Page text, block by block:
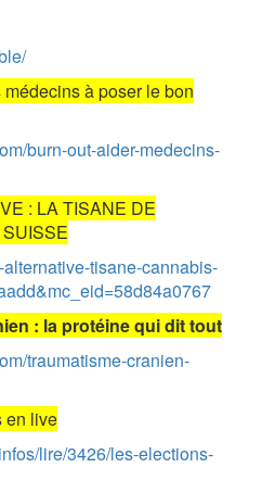
à poser le bon
burn-out-aider-medecins-
: LA TISANE DE
tisane-cannabis-
: la protéine qui dit tout
traumatisme-cranien-
en live
lire/3426/les-elections-